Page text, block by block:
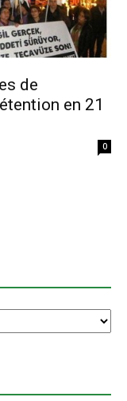
de
en 21
0